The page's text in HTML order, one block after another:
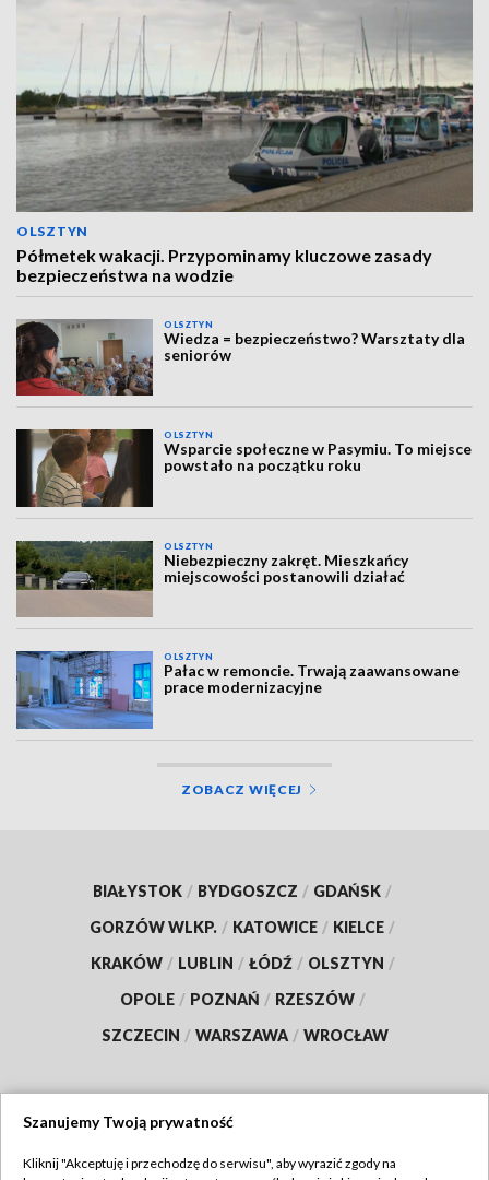
OLSZTYN
Półmetek wakacji. Przypominamy kluczowe zasady
bezpieczeństwa na wodzie
OLSZTYN
Wiedza = bezpieczeństwo? Warsztaty dla
seniorów
OLSZTYN
Wsparcie społeczne w Pasymiu. To miejsce
powstało na początku roku
OLSZTYN
Niebezpieczny zakręt. Mieszkańcy
miejscowości postanowili działać
OLSZTYN
Pałac w remoncie. Trwają zaawansowane
prace modernizacyjne
ZOBACZ WIĘCEJ
BIAŁYSTOK / BYDGOSZCZ / GDAŃSK /
GORZÓW WLKP. / KATOWICE / KIELCE /
KRAKÓW / LUBLIN / ŁÓDŹ / OLSZTYN /
OPOLE / POZNAŃ / RZESZÓW /
SZCZECIN / WARSZAWA / WROCŁAW
Szanujemy Twoją prywatność
Kliknij "Akceptuję i przechodzę do serwisu", aby wyrazić zgody na